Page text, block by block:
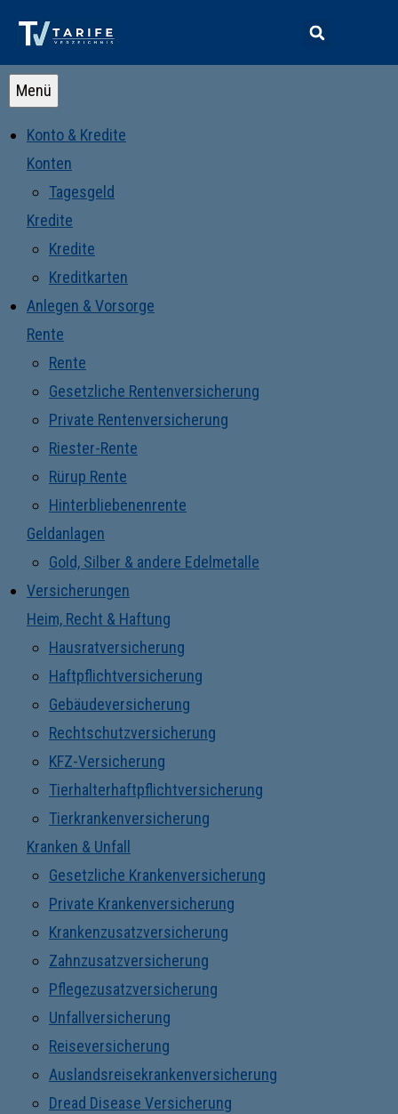
Menü
Konto & Kredite
Konten
Tagesgeld
Kredite
Kredite
Kreditkarten
Anlegen & Vorsorge
Rente
Rente
Gesetzliche Rentenversicherung
Private Rentenversicherung
Riester-Rente
Rürup Rente
Hinterbliebenenrente
Geldanlagen
Gold, Silber & andere Edelmetalle
Versicherungen
Heim, Recht & Haftung
Hausratversicherung
Haftpflichtversicherung
Gebäudeversicherung
Rechtschutzversicherung
KFZ-Versicherung
Tierhalterhaftpflichtversicherung
Tierkrankenversicherung
Kranken & Unfall
Gesetzliche Krankenversicherung
Private Krankenversicherung
Krankenzusatzversicherung
Zahnzusatzversicherung
Pflegezusatzversicherung
Unfallversicherung
Reiseversicherung
Auslandsreisekrankenversicherung
Dread Disease Versicherung